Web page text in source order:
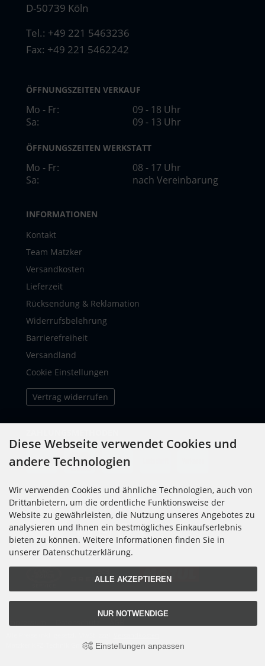
D-50739 Köln
Tel.: +49 221 5463236
Fax: +49 221 5462242
ÖFFNUNGSZEITEN VERKAUF
Mo - Fr:
09 - 18 Uhr
Sa:
09 - 13 Uhr
ÖFFNUNGSZEITEN WERKSTATT
Mo - Fr:
08 - 17 Uhr
Sa:
nach Vereinbarung
INFORMATIONEN
Kontakt
Team Matzker
Versandkosten
Lieferzeit
Rücksendung & Reklamation
Widerrufsbelehrung
Barrierefreiheit
Versandland
Cookie Einstellungen
Vertrag widerrufen
SOCIAL MEDIA
Impressum
Matzker KFZ-Technik GmbH © 2026
Diese Webseite verwendet Cookies und
andere Technologien
Wir verwenden Cookies und ähnliche Technologien, auch von
Drittanbietern, um die ordentliche Funktionsweise der
Website zu gewährleisten, die Nutzung unseres Angebotes zu
analysieren und Ihnen ein bestmögliches Einkaufserlebnis
bieten zu können. Weitere Informationen finden Sie in
unserer Datenschutzerklärung.
ALLE AKZEPTIEREN
NUR NOTWENDIGE
Einstellungen anpassen